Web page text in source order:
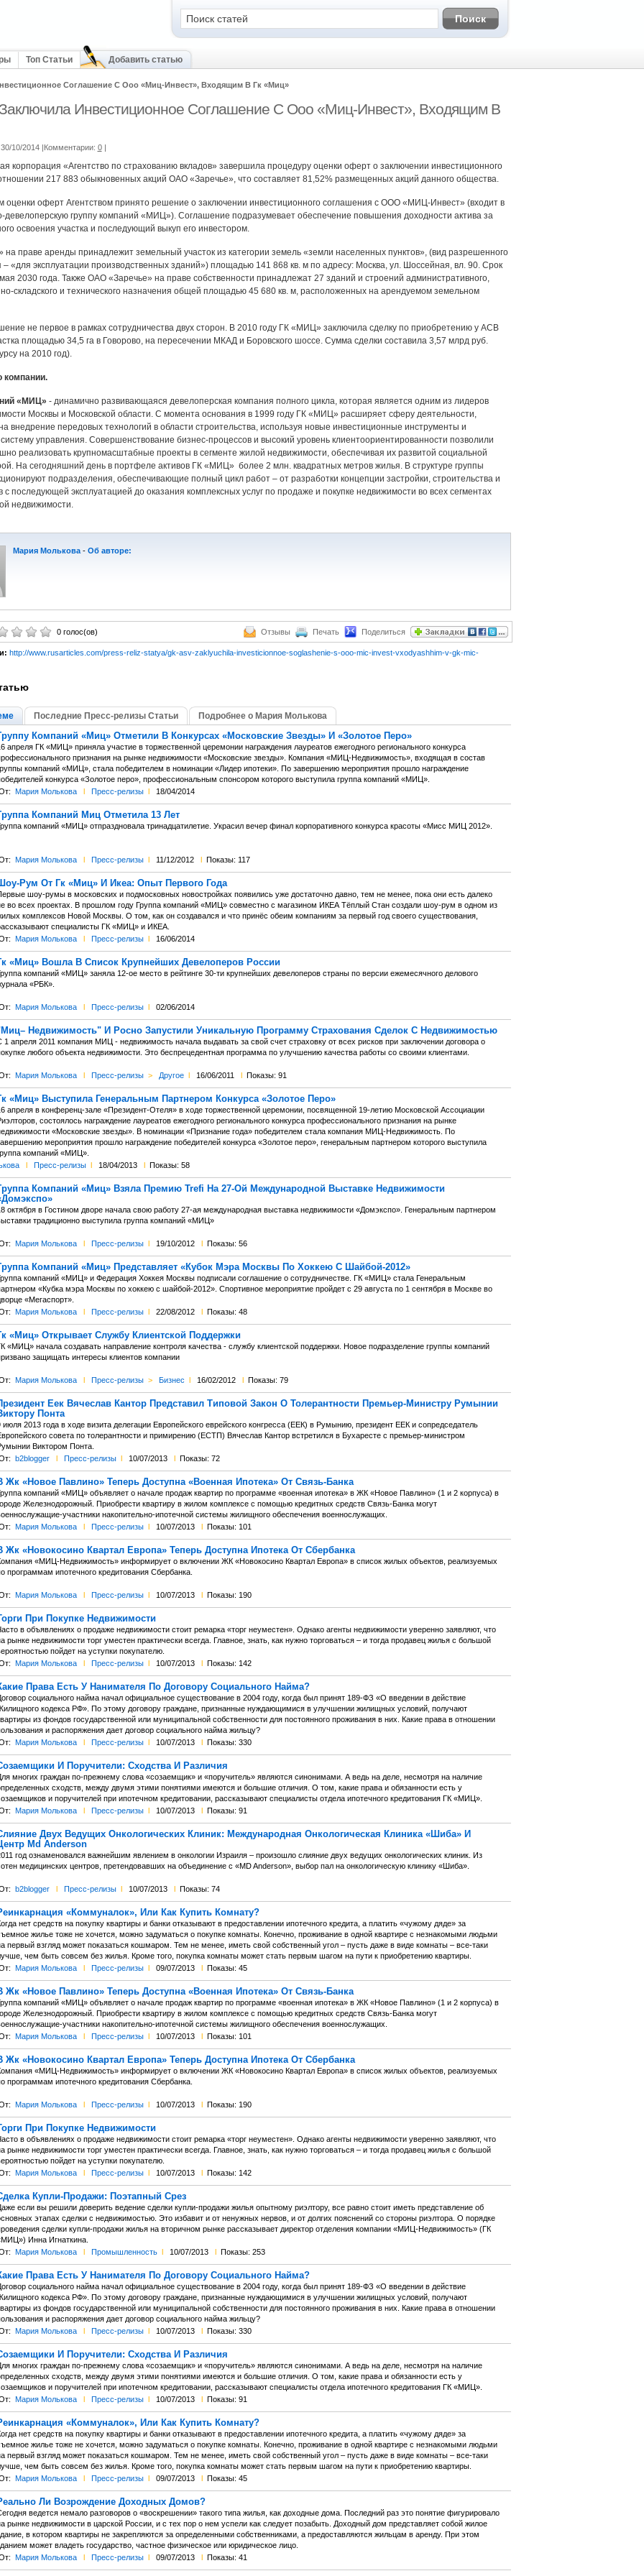
Топ Статьи Добавить статью
Соглашение С Ооо «Миц-Инвест», Входящим В Гк «Миц»
Инвестиционное Соглашение С Ооо «Миц-Инвест», Входящим В
10/2014 |Комментарии: 0 |
корпорация «Агентство по страхованию вкладов» завершила процедуру оценки оферт о заключении инвестиционного
217 883 обыкновенных акций ОАО «Заречье», что составляет 81,52% размещенных акций данного общества.
оценки оферт Агентством принято решение о заключении инвестиционного соглашения с ООО «МИЦ-Инвест» (входит в
девелоперскую группу компаний «МИЦ»). Соглашение подразумевает обеспечение повышения доходности актива за
освоения участка и последующий выкуп его инвестором.
праве аренды принадлежит земельный участок из категории земель «земли населенных пунктов», (вид разрешенного
– «для эксплуатации производственных зданий») площадью 141 868 кв. м по адресу: Москва, ул. Шоссейная, вл. 90. Срок
2030 года. Также ОАО «Заречье» на праве собственности принадлежат 27 зданий и строений административного,
складского и технического назначения общей площадью 45 680 кв. м, расположенных на арендуемом земельном
не первое в рамках сотрудничества двух сторон. В 2010 году ГК «МИЦ» заключила сделку по приобретению у АСВ
площадью 34,5 га в Говорово, на пересечении МКАД и Боровского шоссе. Сумма сделки составила 3,57 млрд руб.
на 2010 год).
«МИЦ» - динамично развивающаяся девелоперская компания полного цикла, которая является одним из лидеров
Москвы и Московской области. С момента основания в 1999 году ГК «МИЦ» расширяет сферу деятельности,
внедрение передовых технологий в области строительства, используя новые инвестиционные инструменты и
управления. Совершенствование бизнес-процессов и высокий уровень клиентоориентированности позволили
реализовать крупномасштабные проекты в сегменте жилой недвижимости, обеспечивая их развитой социальной
На сегодняшний день в портфеле активов ГК «МИЦ» более 2 млн. квадратных метров жилья. В структуре группы
подразделения, обеспечивающие полный цикл работ – от разработки концепции застройки, строительства и
с последующей эксплуатацией до оказания комплексных услуг по продаже и покупке недвижимости во всех сегментах
недвижимости.
Мария Молькова- Об авторе:
0 голос(ов) Отзывы Печать Поделиться
http://www.rusarticles.com/press-reliz-statya/gk-asv-zaklyuchila-investicionnoe-soglashenie-s-ooo-mic-invest-vxodyashhim-v-gk-mic-
Последние Пресс-релизы Статьи Подробнее о Мария Молькова
Компаний «Миц» Отметили В Конкурсах «Московские Звезды» И «Золотое Перо»
апреля ГК «МИЦ» приняла участие в торжественной церемонии награждения лауреатов ежегодного регионального конкурса
признания на рынке недвижимости «Московские звезды». Компания «МИЦ-Недвижимость», входящая в состав
компаний «МИЦ», стала победителем в номинации «Лидер ипотеки». По завершению мероприятия прошло награждение
конкурса «Золотое перо», профессиональным спонсором которого выступила группа компаний «МИЦ».
Мария Молькова l Пресс-релизы l 18/04/2014
Компаний Миц Отметила 13 Лет
компаний «МИЦ» отпраздновала тринадцатилетие. Украсил вечер финал корпоративного конкурса красоты «Мисс МИЦ 2012».
Мария Молькова l Пресс-релизы l 11/12/2012 l Показы: 117
Рум От Гк «Миц» И Икеа: Опыт Первого Года
шоу-румы в московских и подмосковных новостройках появились уже достаточно давно, тем не менее, пока они есть далеко
во всех проектах. В прошлом году Группа компаний «МИЦ» совместно с магазином ИКЕА Тёплый Стан создали шоу-рум в одном из
комплексов Новой Москвы. О том, как он создавался и что принёс обеим компаниям за первый год своего существования,
специалисты ГК «МИЦ» и ИКЕА.
Мария Молькова l Пресс-релизы l 16/06/2014
«Миц» Вошла В Список Крупнейших Девелоперов России
компаний «МИЦ» заняла 12-ое место в рейтинге 30-ти крупнейших девелоперов страны по версии ежемесячного делового
«РБК».
Мария Молькова l Пресс-релизы l 02/06/2014
Недвижимость" И Росно Запустили Уникальную Программу Страхования Сделок С Недвижимостью
1 апреля 2011 компания МИЦ - недвижимость начала выдавать за свой счет страховку от всех рисков при заключении договора о
любого объекта недвижимости. Это беспрецедентная программа по улучшению качества работы со своими клиентами.
Мария Молькова l Пресс-релизы > Другое l 16/06/2011 l Показы: 91
«Миц» Выступила Генеральным Партнером Конкурса «Золотое Перо»
апреля в конференц-зале «Президент-Отеля» в ходе торжественной церемонии, посвященной 19-летию Московской Ассоциации
состоялось награждение лауреатов ежегодного регионального конкурса профессионального признания на рынке
«Московские звезды». В номинации «Признание года» победителем стала компания МИЦ-Недвижимость. По
мероприятия прошло награждение победителей конкурса «Золотое перо», генеральным партнером которого выступила
компаний «МИЦ».
l Пресс-релизы l 18/04/2013 l Показы: 58
Компаний «Миц» Взяла Премию Trefi На 27-Ой Международной Выставке Недвижимости
октября в Гостином дворе начала свою работу 27-ая международная выставка недвижимости «Домэкспо». Генеральным партнером
традиционно выступила группа компаний «МИЦ»
Мария Молькова l Пресс-релизы l 19/10/2012 l Показы: 56
Компаний «Миц» Представляет «Кубок Мэра Москвы По Хоккею С Шайбой-2012»
компаний «МИЦ» и Федерация Хоккея Москвы подписали соглашение о сотрудничестве. ГК «МИЦ» стала Генеральным
«Кубка мэра Москвы по хоккею с шайбой-2012». Спортивное мероприятие пройдет с 29 августа по 1 сентября в Москве во
«Мегаспорт».
Мария Молькова l Пресс-релизы l 22/08/2012 l Показы: 48
«Миц» Открывает Службу Клиентской Поддержки
«МИЦ» начала создавать направление контроля качества - службу клиентской поддержки. Новое подразделение группы компаний
защищать интересы клиентов компании
Мария Молькова l Пресс-релизы > Бизнес l 16/02/2012 l Показы: 79
Еек Вячеслав Кантор Представил Типовой Закон О Толерантности Премьер-Министру Румынии
Понта
июля 2013 года в ходе визита делегации Европейского еврейского конгресса (ЕЕК) в Румынию, президент ЕЕК и сопредседатель
совета по толерантности и примирению (ЕСТП) Вячеслав Кантор встретился в Бухаресте с премьер-министром
Виктором Понта.
b2blogger l Пресс-релизы l 10/07/2013 l Показы: 72
Жк «Новое Павлино» Теперь Доступна «Военная Ипотека» От Связь-Банка
компаний «МИЦ» объявляет о начале продаж квартир по программе «военная ипотека» в ЖК «Новое Павлино» (1 и 2 корпуса) в
Железнодорожный. Приобрести квартиру в жилом комплексе с помощью кредитных средств Связь-Банка могут
участники накопительно-ипотечной системы жилищного обеспечения военнослужащих.
Мария Молькова l Пресс-релизы l 10/07/2013 l Показы: 101
Жк «Новокосино Квартал Европа» Теперь Доступна Ипотека От Сбербанка
«МИЦ-Недвижимость» информирует о включении ЖК «Новокосино Квартал Европа» в список жилых объектов, реализуемых
программам ипотечного кредитования Сбербанка.
Мария Молькова l Пресс-релизы l 10/07/2013 l Показы: 190
При Покупке Недвижимости
в объявлениях о продаже недвижимости стоит ремарка «торг неуместен». Однако агенты недвижимости уверенно заявляют, что
рынке недвижимости торг уместен практически всегда. Главное, знать, как нужно торговаться – и тогда продавец жилья с большой
пойдет на уступки покупателю.
Мария Молькова l Пресс-релизы l 10/07/2013 l Показы: 142
Права Есть У Нанимателя По Договору Социального Найма?
социального найма начал официальное существование в 2004 году, когда был принят 189-ФЗ «О введении в действие
кодекса РФ». По этому договору граждане, признанные нуждающимися в улучшении жилищных условий, получают
из фондов государственной или муниципальной собственности для постоянного проживания в них. Какие права в отношении
и распоряжения дает договор социального найма жильцу?
Мария Молькова l Пресс-релизы l 10/07/2013 l Показы: 330
И Поручители: Сходства И Различия
многих граждан по-прежнему слова «созаемщик» и «поручитель» являются синонимами. А ведь на деле, несмотря на наличие
сходств, между двумя этими понятиями имеются и большие отличия. О том, какие права и обязанности есть у
и поручителей при ипотечном кредитовании, рассказывают специалисты отдела ипотечного кредитования ГК «МИЦ».
Мария Молькова l Пресс-релизы l 10/07/2013 l Показы: 91
Двух Ведущих Онкологических Клиник: Международная Онкологическая Клиника «Шиба» И
Md Anderson
год ознаменовался важнейшим явлением в онкологии Израиля – произошло слияние двух ведущих онкологических клиник. Из
медицинских центров, претендовавших на объединение с «MD Anderson», выбор пал на онкологическую клинику «Шиба».
b2blogger l Пресс-релизы l 10/07/2013 l Показы: 74
«Коммуналок», Или Как Купить Комнату?
нет средств на покупку квартиры и банки отказывают в предоставлении ипотечного кредита, а платить «чужому дяде» за
жилье тоже не хочется, можно задуматься о покупке комнаты. Конечно, проживание в одной квартире с незнакомыми людьми
первый взгляд может показаться кошмаром. Тем не менее, иметь свой собственный угол – пусть даже в виде комнаты – все-таки
чем быть совсем без жилья. Кроме того, покупка комнаты может стать первым шагом на пути к приобретению квартиры.
Мария Молькова l Пресс-релизы l 09/07/2013 l Показы: 45
Жк «Новое Павлино» Теперь Доступна «Военная Ипотека» От Связь-Банка
компаний «МИЦ» объявляет о начале продаж квартир по программе «военная ипотека» в ЖК «Новое Павлино» (1 и 2 корпуса) в
Железнодорожный. Приобрести квартиру в жилом комплексе с помощью кредитных средств Связь-Банка могут
участники накопительно-ипотечной системы жилищного обеспечения военнослужащих.
Мария Молькова l Пресс-релизы l 10/07/2013 l Показы: 101
Жк «Новокосино Квартал Европа» Теперь Доступна Ипотека От Сбербанка
«МИЦ-Недвижимость» информирует о включении ЖК «Новокосино Квартал Европа» в список жилых объектов, реализуемых
программам ипотечного кредитования Сбербанка.
Мария Молькова l Пресс-релизы l 10/07/2013 l Показы: 190
При Покупке Недвижимости
в объявлениях о продаже недвижимости стоит ремарка «торг неуместен». Однако агенты недвижимости уверенно заявляют, что
рынке недвижимости торг уместен практически всегда. Главное, знать, как нужно торговаться – и тогда продавец жилья с большой
пойдет на уступки покупателю.
Мария Молькова l Пресс-релизы l 10/07/2013 l Показы: 142
Купли-Продажи: Поэтапный Срез
если вы решили доверить ведение сделки купли-продажи жилья опытному риэлтору, все равно стоит иметь представление об
этапах сделки с недвижимостью. Это избавит и от ненужных нервов, и от долгих пояснений со стороны риэлтора. О порядке
сделки купли-продажи жилья на вторичном рынке рассказывает директор отделения компании «МИЦ-Недвижимость» (ГК
Инна Игнаткина.
Мария Молькова l Промышленность l 10/07/2013 l Показы: 253
Права Есть У Нанимателя По Договору Социального Найма?
социального найма начал официальное существование в 2004 году, когда был принят 189-ФЗ «О введении в действие
кодекса РФ». По этому договору граждане, признанные нуждающимися в улучшении жилищных условий, получают
из фондов государственной или муниципальной собственности для постоянного проживания в них. Какие права в отношении
и распоряжения дает договор социального найма жильцу?
Мария Молькова l Пресс-релизы l 10/07/2013 l Показы: 330
И Поручители: Сходства И Различия
многих граждан по-прежнему слова «созаемщик» и «поручитель» являются синонимами. А ведь на деле, несмотря на наличие
сходств, между двумя этими понятиями имеются и большие отличия. О том, какие права и обязанности есть у
и поручителей при ипотечном кредитовании, рассказывают специалисты отдела ипотечного кредитования ГК «МИЦ».
Мария Молькова l Пресс-релизы l 10/07/2013 l Показы: 91
«Коммуналок», Или Как Купить Комнату?
нет средств на покупку квартиры и банки отказывают в предоставлении ипотечного кредита, а платить «чужому дяде» за
жилье тоже не хочется, можно задуматься о покупке комнаты. Конечно, проживание в одной квартире с незнакомыми людьми
первый взгляд может показаться кошмаром. Тем не менее, иметь свой собственный угол – пусть даже в виде комнаты – все-таки
чем быть совсем без жилья. Кроме того, покупка комнаты может стать первым шагом на пути к приобретению квартиры.
Мария Молькова l Пресс-релизы l 09/07/2013 l Показы: 45
Ли Возрождение Доходных Домов?
ведется немало разговоров о «воскрешении» такого типа жилья, как доходные дома. Последний раз это понятие фигурировало
рынке недвижимости в царской России, и с тех пор о нем успели как следует позабыть. Доходный дом представляет собой жилое
в котором квартиры не закрепляются за определенными собственниками, а предоставляются жильцам в аренду. При этом
может владеть государство, частное физическое или юридическое лицо.
Мария Молькова l Пресс-релизы l 09/07/2013 l Показы: 41